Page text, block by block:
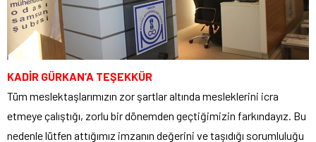
KADİR GÜRKAN’A TEŞEKKÜR
Tüm meslektaşlarımızın zor şartlar altında mesleklerini icra
etmeye çalıştığı, zorlu bir dönemden geçtiğimizin farkındayız. Bu
nedenle lütfen attığımız imzanın değerini ve taşıdığı sorumluluğu